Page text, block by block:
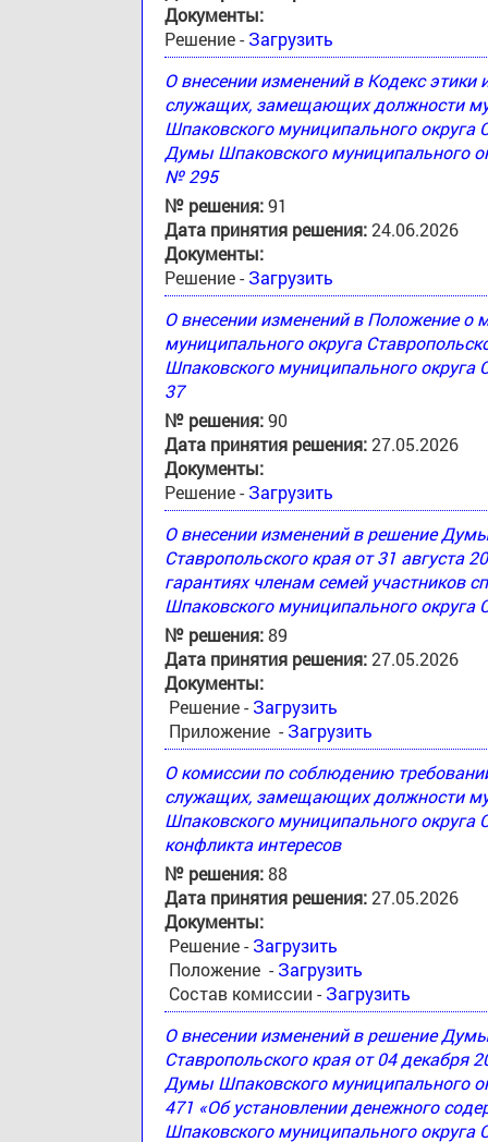
Документы:
Решение - Загрузить
О внесении изменений в Кодекс
служащих, замещающих должности
Шпаковского муниципального
Думы Шпаковского муниципального
№ 295
№ решения:91
Дата принятия решения:24.06.2026
Документы:
Решение - Загрузить
О внесении изменений в Положение
муниципального округа
Шпаковского муниципального округа
37
№ решения:90
Дата принятия решения:27.05.2026
Документы:
Решение - Загрузить
О внесении изменений в решение
Ставропольского края от 31
гарантиях членам семей участников
Шпаковского муниципального округа
№ решения:89
Дата принятия решения:27.05.2026
Документы:
Решение - Загрузить
Приложение - Загрузить
О комиссии по соблюдению
служащих, замещающих должности
Шпаковского муниципального округа
конфликта интересов
№ решения:88
Дата принятия решения:27.05.2026
Документы:
Решение - Загрузить
Положение - Загрузить
Состав комиссии - Загрузить
О внесении изменений в решение
Ставропольского края от 04 декабря
Думы Шпаковского муниципального
471 «Об установлении денежного
Шпаковского муниципального округа